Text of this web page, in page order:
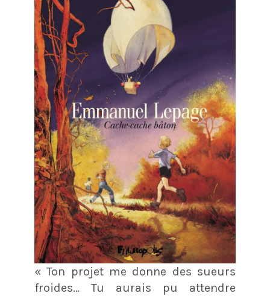
« Ton projet me donne des sueurs
froides… Tu aurais pu attendre